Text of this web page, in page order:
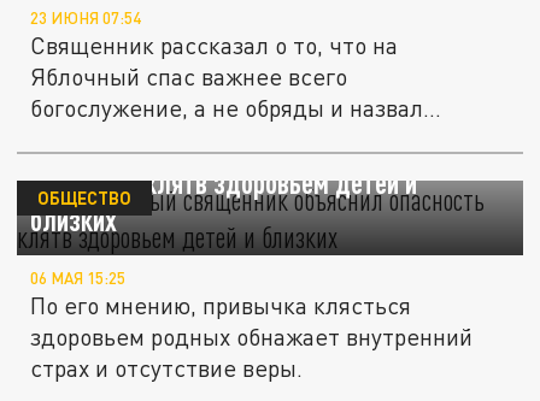
23 ИЮНЯ 07:54
Священник рассказал о то, что на
Яблочный спас важнее всего
богослужение, а не обряды и назвал
Подмосковный священник объяснил
опасность клятв здоровьем детей и
близких
ОБЩЕСТВО
06 МАЯ 15:25
По его мнению, привычка клясться
здоровьем родных обнажает внутренний
страх и отсутствие веры.